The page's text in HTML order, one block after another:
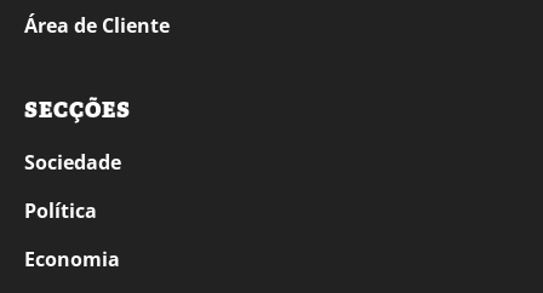
Área de Cliente
SECÇÕES
Sociedade
Política
Economia